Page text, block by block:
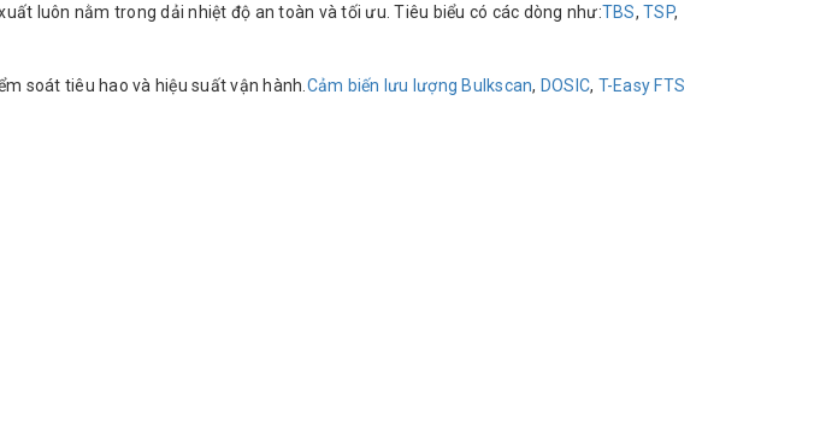
luôn nằm trong dải nhiệt độ an toàn và tối ưu. Tiêu biểu có các dòng như:TBS, TSP,
soát tiêu hao và hiệu suất vận hành. Cảm biến lưu lượng Bulkscan, DOSIC, T-Easy FTS